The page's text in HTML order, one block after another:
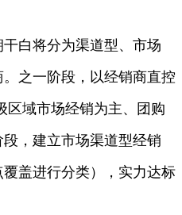
白将分为渠道型、市场
之一阶段，以经销商直控
区域市场经销为主、团购
，建立市场渠道型经销
覆盖进行分类），实力达标